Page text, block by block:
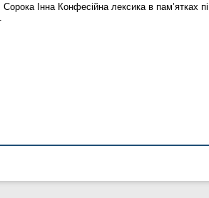
Сорока Інна Конфесійна лексика в пам’ятках